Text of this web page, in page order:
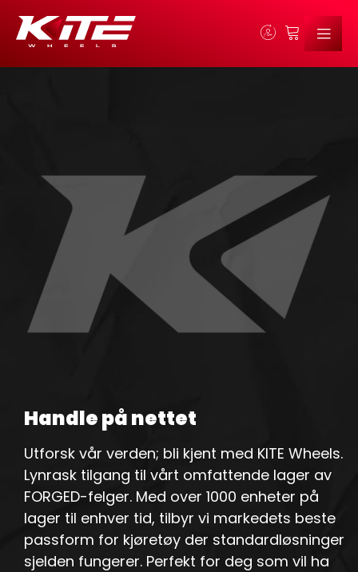
Handle på nettet
Utforsk vår verden; bli kjent med KITE Wheels.
Lynrask tilgang til vårt omfattende lager av
FORGED-felger. Med over 1000 enheter på
lager til enhver tid, tilbyr vi markedets beste
passform for kjøretøy der standardløsninger
sjelden fungerer. Perfekt for deg som vil ha